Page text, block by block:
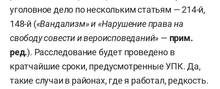
уголовное дело по нескольким статьям — 214-й,
148-й («Вандализм» и «Нарушение права на
свободу совести и вероисповеданий» — прим.
ред.). Расследование будет проведено в
кратчайшие сроки, предусмотренные УПК. Да,
такие случаи в районах, где я работал, редкость.